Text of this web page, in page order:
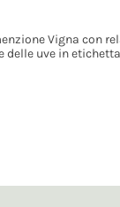
Vigna con
delle uve in